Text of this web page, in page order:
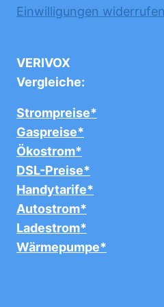
Einwilligungen widerrufen
VERIVOX
Vergleiche:
Strompreise*
Gaspreise*
Ökostrom*
DSL-Preise*
Handytarife*
Autostrom*
Ladestrom*
Wärmepumpe*